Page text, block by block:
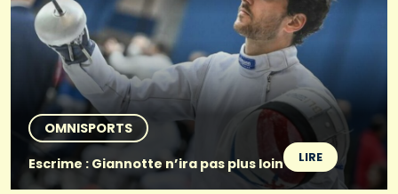
OMNISPORTS
Escrime : Giannotte n’ira pas plus loin
LIRE